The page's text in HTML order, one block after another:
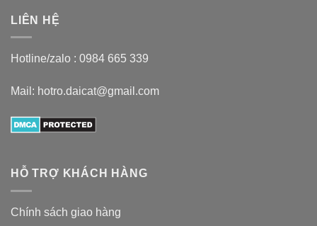
LIÊN HỆ
Hotline/zalo : 0984 665 339
Mail: hotro.daicat@gmail.com
HỖ TRỢ KHÁCH HÀNG
Chính sách giao hàng